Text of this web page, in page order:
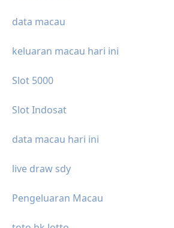
data macau
keluaran macau hari ini
Slot 5000
Slot Indosat
data macau hari ini
live draw sdy
Pengeluaran Macau